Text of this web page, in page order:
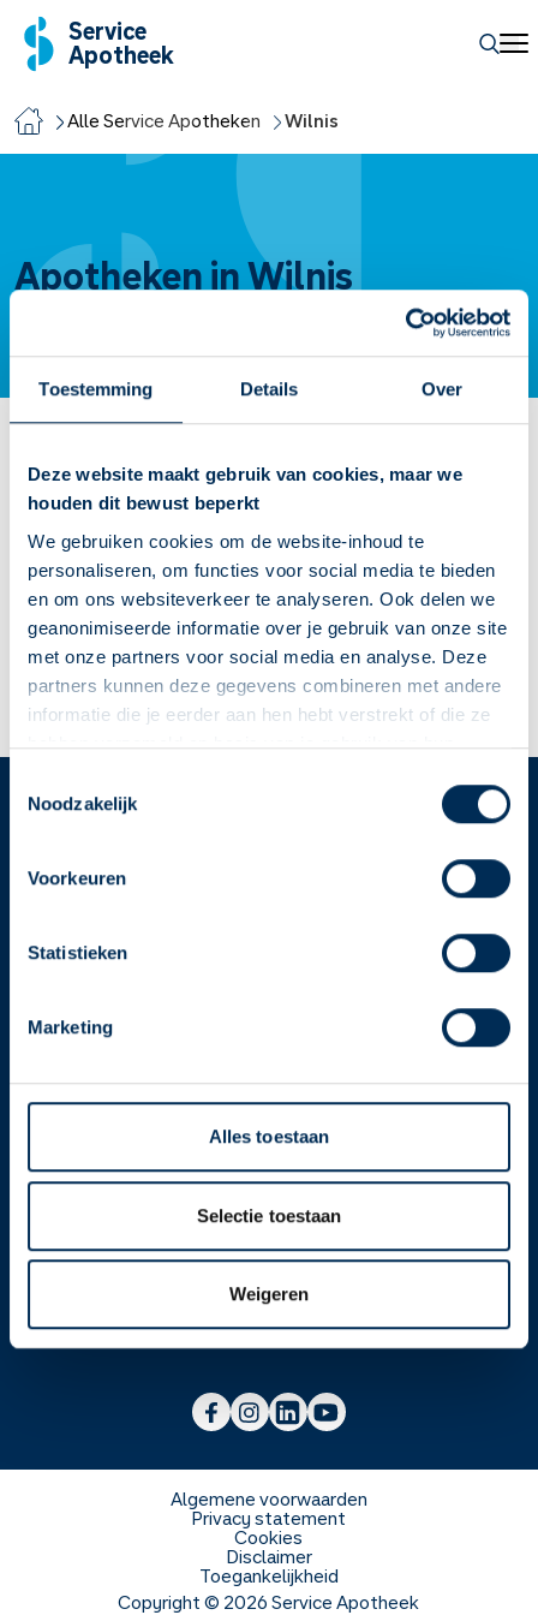
Toestemming Details Over
Deze website maakt gebruik van cookies, maar we
houden dit bewust beperkt
We gebruiken cookies om de website-inhoud te
personaliseren, om functies voor social media te bieden
en om ons websiteverkeer te analyseren. Ook delen we
geanonimiseerde informatie over je gebruik van onze site
met onze partners voor social media en analyse. Deze
partners kunnen deze gegevens combineren met andere
informatie die je eerder aan hen hebt verstrekt of die ze
hebben verzameld op basis van je gebruik van hun
zorgvuldig om met je gegevens.
Noodzakelijk
Voorkeuren
Statistieken
Marketing
Alles toestaan
Selectie toestaan
Weigeren
Deze Service Apotheek staat nu ingesteld als jouw
"Mijn apotheek" menu. Heb je een andere
Service
Apotheek
Alle Service Apotheken Wilnis
Apotheken in Wilnis
Service Apotheek Wilnis
Wagenmaker99-B 3648KV
info@apotheekwilnis.nl
0297 303903
Naar apotheekpagina
Dit is mijn apotheek
Over ons
Over Service Apotheek
Over Mosadex
Franchise informatie
Werken bij
Werken bij het hoofdkantoor
Wetenschap en onderzoek
Voorlichting scholen
Algemene voorwaarden
Privacy statement
Cookies
Disclaimer
Toegankelijkheid
Copyright © 2026 Service Apotheek